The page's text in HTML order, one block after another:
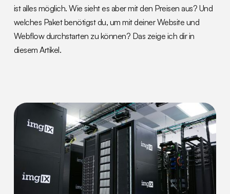
ist alles möglich. Wie sieht es aber mit den Preisen aus? Und
welches Paket benötigst du, um mit deiner Website und
Webflow durchstarten zu können? Das zeige ich dir in
diesem Artikel.